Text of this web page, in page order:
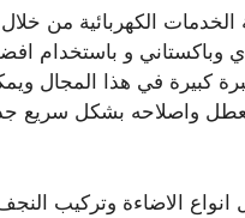
الخدمات الكهربائية من خلال
وباكستاني و باستخدام
كبيرة في هذا المجال
واصلاحه بشكل سريع
الاضاءة وتركيب